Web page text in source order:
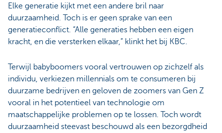
Elke generatie kijkt met een andere bril naar
duurzaamheid. Toch is er geen sprake van een
generatieconflict. “Alle generaties hebben een eigen
kracht, en die versterken elkaar,” klinkt het bij KBC.
Terwijl babyboomers vooral vertrouwen op zichzelf als
individu, verkiezen millennials om te consumeren bij
duurzame bedrijven en geloven de zoomers van Gen Z
vooral in het potentieel van technologie om
maatschappelijke problemen op te lossen. Toch wordt
duurzaamheid steevast beschouwd als een bezorgdheid